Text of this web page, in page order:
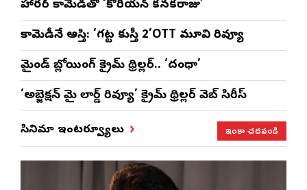
హారర్ కామెడీతో ‘కొరియన్ కనకరాజు’
కామెడీనే ఆస్తి: ‘గట్ట కుస్తీ 2’OTT మూవి రివ్యూ
మైండ్ బ్లోయింగ్ క్రైమ్ థ్రిల్లర్.. ‘దంధా’
‘అబ్జెక్ష‌న్ మై లార్డ్ రివ్యూ’ క్రైమ్ థ్రిల్ల‌ర్ వెబ్ సిరీస్
సినిమా ఇంటర్వ్యూలు ఇంకా చదవండి